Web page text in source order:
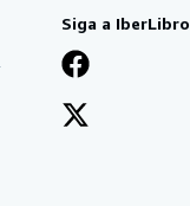
Siga a IberLibro